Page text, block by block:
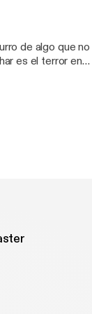
de algo que no
es el terror en
crudos y